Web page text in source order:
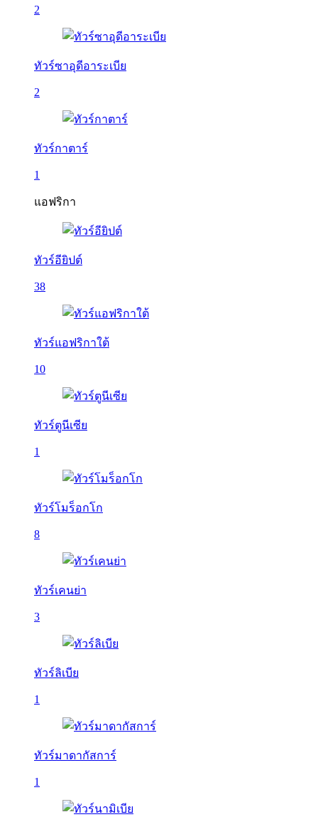
2
ทัวร์ซาอุดีอาระเบีย
2
ทัวร์กาตาร์
1
แอฟริกา
ทัวร์อียิปต์
38
ทัวร์แอฟริกาใต้
10
ทัวร์ตูนีเซีย
1
ทัวร์โมร็อกโก
8
ทัวร์เคนย่า
3
ทัวร์ลิเบีย
1
ทัวร์มาดากัสการ์
1